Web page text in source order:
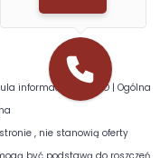
informacyjna RODO | Ogólna
, nie stanowią oferty